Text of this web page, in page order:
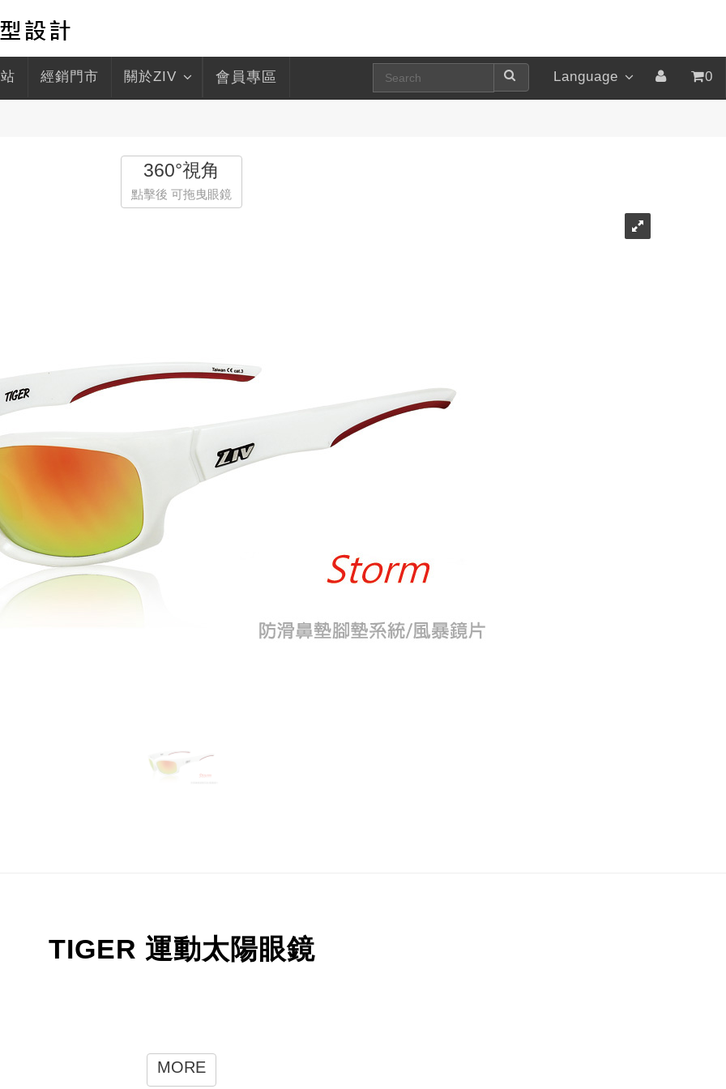
經銷門市 關於ZIV 會員專區 Language 0
360°視角
點擊後 可拖曳眼鏡
TIGER 運動太陽眼鏡
MORE